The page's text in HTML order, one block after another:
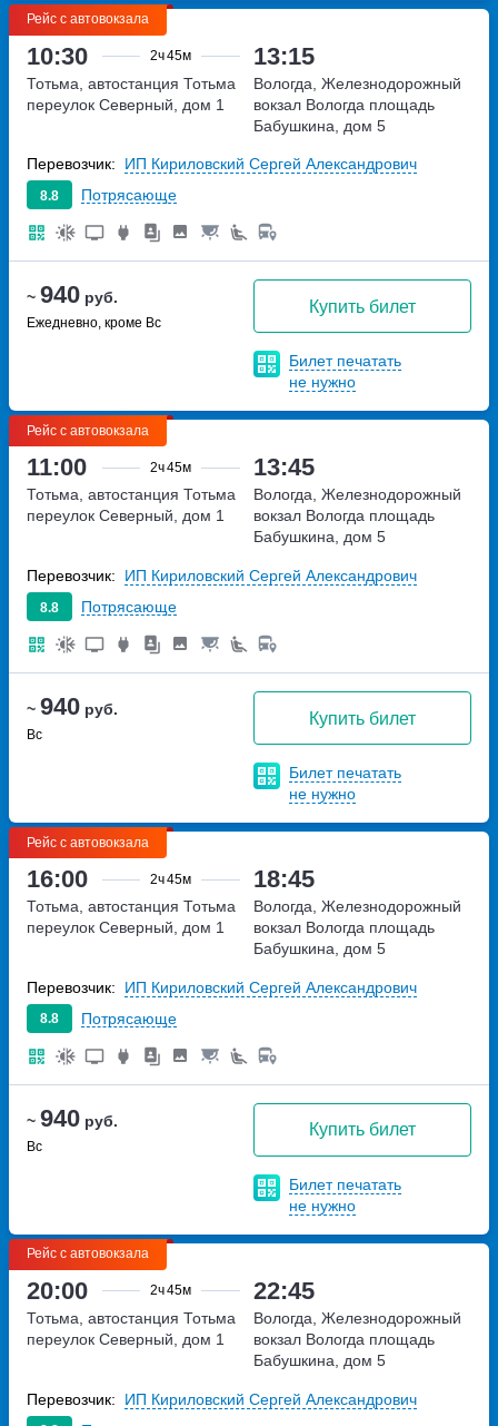
Рейс с автовокзала
10:30 2ч45м 13:15
~ 940 руб.
Ежедневно, кроме Вс
Купить билет
Билет печатать
не нужно
Тотьма, автостанция Тотьма
переулок Северный, дом 1
Вологда, Железнодорожный
вокзал Вологда площадь
Бабушкина, дом 5
8.8 Потрясающе
Перевозчик: ИП Кириловский Сергей Александрович
Рейс с автовокзала
11:00 2ч45м 13:45
~ 940 руб.
Вс
Купить билет
Билет печатать
не нужно
Тотьма, автостанция Тотьма
переулок Северный, дом 1
Вологда, Железнодорожный
вокзал Вологда площадь
Бабушкина, дом 5
8.8 Потрясающе
Перевозчик: ИП Кириловский Сергей Александрович
Рейс с автовокзала
16:00 2ч45м 18:45
~ 940 руб.
Вс
Купить билет
Билет печатать
не нужно
Тотьма, автостанция Тотьма
переулок Северный, дом 1
Вологда, Железнодорожный
вокзал Вологда площадь
Бабушкина, дом 5
8.8 Потрясающе
Перевозчик: ИП Кириловский Сергей Александрович
Рейс с автовокзала
20:00 2ч45м 22:45
Тотьма, автостанция Тотьма
переулок Северный, дом 1
Вологда, Железнодорожный
вокзал Вологда площадь
Бабушкина, дом 5
Перевозчик: ИП Кириловский Сергей Александрович